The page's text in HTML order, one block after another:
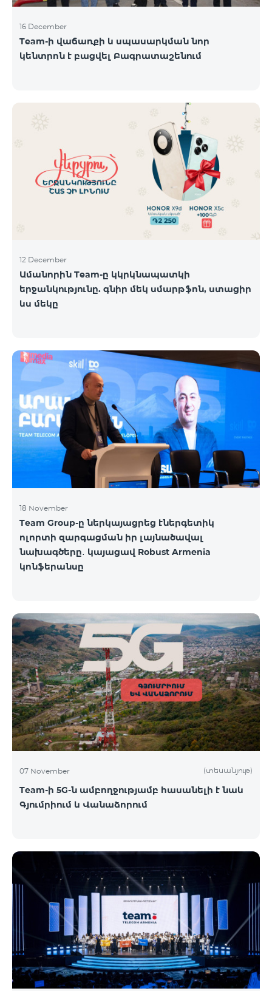
16 December
Team-ի վաճառքի և սպասարկման նոր
կենտրոն է բացվել Բագրատաշենում
12 December
Ամանորին Team-ը կկրկնապատկի
երջանկությունը. գնիր մեկ սմարթֆոն, ստացիր
ևս մեկը
18 November
Team Group-ը ներկայացրեց էներգետիկ
ոլորտի զարգացման իր լայնածավալ
նախագծերը․ կայացավ Robust Armenia
կոնֆերանսը
07 November (տեսանյութ)
Team-ի 5G-ն ամբողջությամբ հասանելի է նաև
Գյումրիում և Վանաձորում